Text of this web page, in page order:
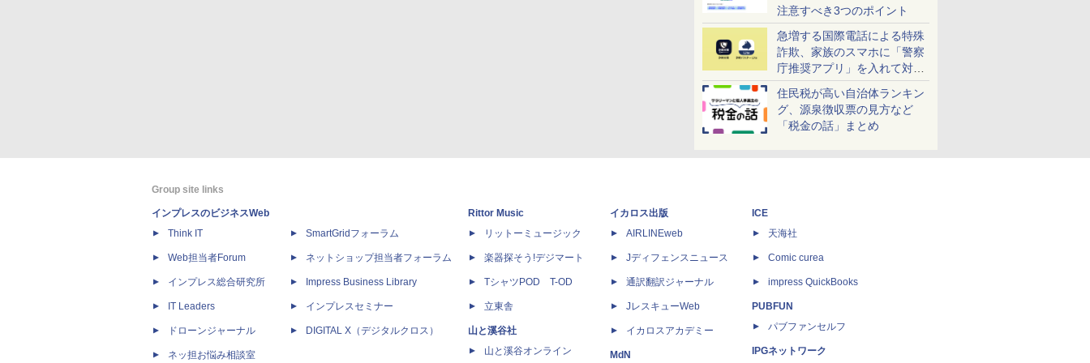
注意すべき3つのポイント
急増する国際電話による特殊
詐欺、家族のスマホに「警察
庁推奨アプリ」を入れて対策
しよう！
住民税が高い自治体ランキン
グ、源泉徴収票の見方など
「税金の話」まとめ
Group site links
インプレスのビジネスWeb
Think IT
Web担当者Forum
インプレス総合研究所
IT Leaders
ドローンジャーナル
ネッ担お悩み相談室
SmartGridフォーラム
ネットショップ担当者フォーラム
Impress Business Library
インプレスセミナー
DIGITAL X（デジタルクロス）
Rittor Music
リットーミュージック
楽器探そう!デジマート
TシャツPOD T-OD
立東舎
山と溪谷社
山と溪谷オンライン
イカロス出版
AIRLINEweb
Jディフェンスニュース
通訳翻訳ジャーナル
JレスキューWeb
イカロスアカデミー
MdN
ICE
天海社
Comic curea
impress QuickBooks
PUBFUN
パブファンセルフ
IPGネットワーク